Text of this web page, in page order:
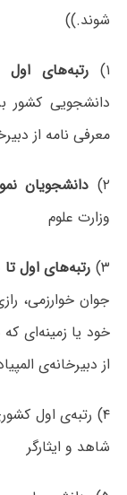
شوند.))
۱) رتبه‌های اول
دانشجویی کشور
معرفی نامه از
۲) دانشجویان
وزارت علوم
۳) رتبه‌های اول
جوان خوارزمی،
خود یا زمینه‌ای
از دبیرخانه‌ی
۴) رتبه‌ی اول
شاهد و ایثارگر